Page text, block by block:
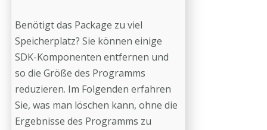
Benötigt das Package zu viel
Speicherplatz? Sie können einige
SDK-Komponenten entfernen und
so die Größe des Programms
reduzieren. Im Folgenden erfahren
Sie, was man löschen kann, ohne die
Ergebnisse des Programms zu